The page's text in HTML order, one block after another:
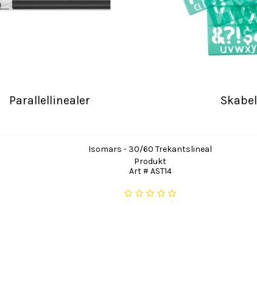
Parallellinealer
Isomars - 30/60 Trekantslineal
Produkt
Art # AST14